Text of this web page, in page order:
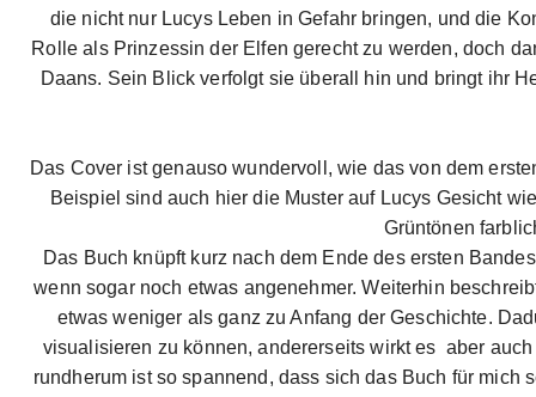
die nicht nur Lucys Leben in Gefahr bringen, und die
Rolle als Prinzessin der Elfen gerecht zu werden, doch
Daans. Sein Blick verfolgt sie überall hin und bringt ihr
Das Cover ist genauso wundervoll, wie das von dem
Beispiel sind auch hier die Muster auf Lucys Gesicht
Grüntönen
Das Buch knüpft kurz nach dem Ende des ersten
wenn sogar noch etwas angenehmer. Weiterhin
etwas weniger als ganz zu Anfang der Geschichte.
visualisieren zu können, andererseits wirkt es aber
rundherum ist so spannend, dass sich das Buch für